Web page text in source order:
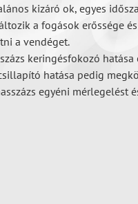
kizáró ok, egyes
a fogások erőssége
a vendéget.
keringésfokozó hatása
hatása pedig
egyéni mérlegelést